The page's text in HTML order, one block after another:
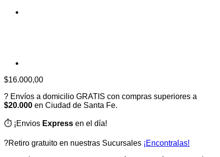
$16.000,00
? Envíos a domicilio GRATIS con compras superiores a
$20.000 en Ciudad de Santa Fe.
⏱️ ¡Envios Express en el día!
?Retiro gratuito en nuestras Sucursales ¡Encontralas!